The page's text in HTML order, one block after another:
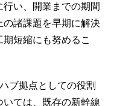
い、開業までの期間
の諸課題を早期に解決
短縮にも努めるこ
ブ拠点としての役割
ては、既存の新幹線